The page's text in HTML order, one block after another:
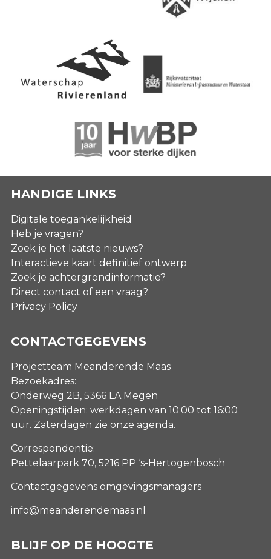
HANDIGE LINKS
Digitale toegankelijkheid
Heb je vragen?
Zoek je het laatste nieuws?
Interactieve kaart definitief ontwerp
Zoek je achtergrondinformatie?
Direct contact of een vraag?
Privacy Policy
CONTACTGEGEVENS
Projectteam Meanderende Maas
Bezoekadres:
Onderweg 2B, 5366 LA Megen
Openingstijden: werkdagen van 10:00 tot 16:00
uur. Zaterdagen zie onze agenda.
Correspondentie:
Pettelaarpark 70, 5216 PP ‘s-Hertogenbosch
Contactgegevens omgevingsmanagers
info@meanderendemaas.nl
BLIJF OP DE HOOGTE